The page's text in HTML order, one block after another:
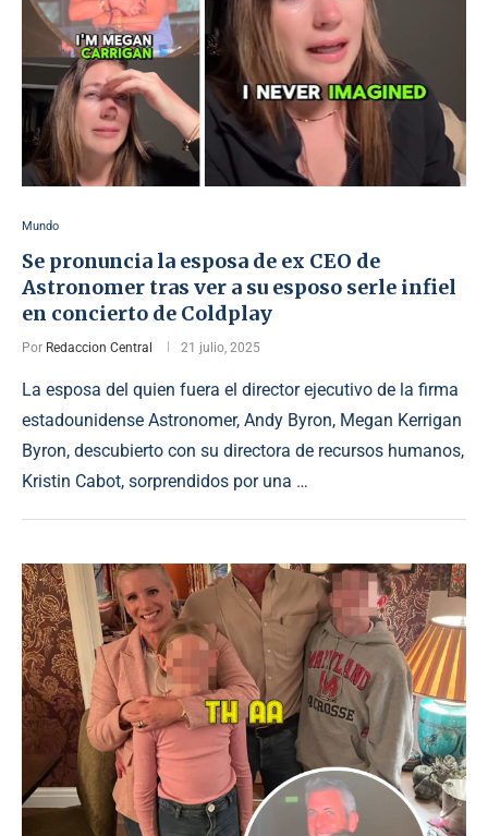
Mundo
Se pronuncia la esposa de ex CEO de
Astronomer tras ver a su esposo serle infiel
en concierto de Coldplay
Por Redaccion Central 21 julio, 2025
La esposa del quien fuera el director ejecutivo de la firma
estadounidense Astronomer, Andy Byron, Megan Kerrigan
Byron, descubierto con su directora de recursos humanos,
Kristin Cabot, sorprendidos por una …